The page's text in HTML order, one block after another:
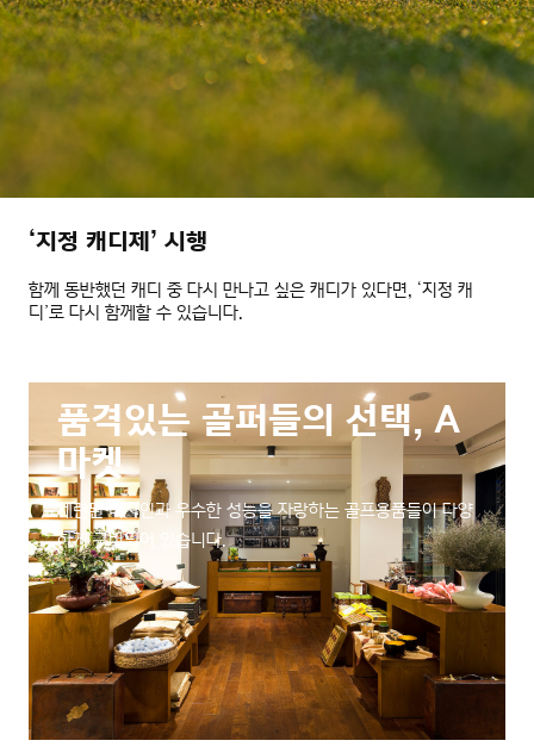
‘지정 캐디제’ 시행
함께 동반했던 캐디 중 다시 만나고 싶은 캐디가 있다면, ‘지정 캐
디’로 다시 함께할 수 있습니다.
품격있는 골퍼들의 선택, A
마켓
세련된 디자인과 우수한 성능을 자랑하는 골프용품들이 다양
하게 구비되어 있습니다.